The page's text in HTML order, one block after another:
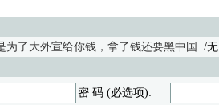
为了大外宣给你钱，拿了钱还要黑中国 /
密 码 (必选项):